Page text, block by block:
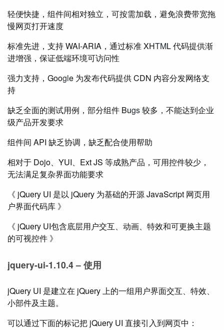
轻便快捷，组件间相对独立，可按需加载，避免浪费带宽拖
慢网页打开速度
标准先进，支持 WAI-ARIA，通过标准 XHTML 代码提供渐
进增强，保证低端环境可访问性
强力支持，Google 为发布代码提供 CDN 内容分发网络支
持
缺乏全面的测试用例，部分组件 Bugs较多，不能达到企业
级产品开发要求
组件间 API 缺乏协调，缺乏配合使用帮助
相对于 Dojo、YUI、Ext JS 等成熟产品，可用控件较少，
无法满足复杂界面功能要求
《 jQuery UI 是以 jQuery 为基础的开源 JavaScript 网页用
户界面代码库 》
《 jQuery UI包含底层用户交互、动画、特效和可更换主题
的可视控件 》
jquery-ui-1.10.4 – 使用
jQuery UI 是建立在 jQuery 上的一组用户界面交互、特效、
小部件及主题。
可以通过下面的标记把 jQuery UI 直接引入到网页中：